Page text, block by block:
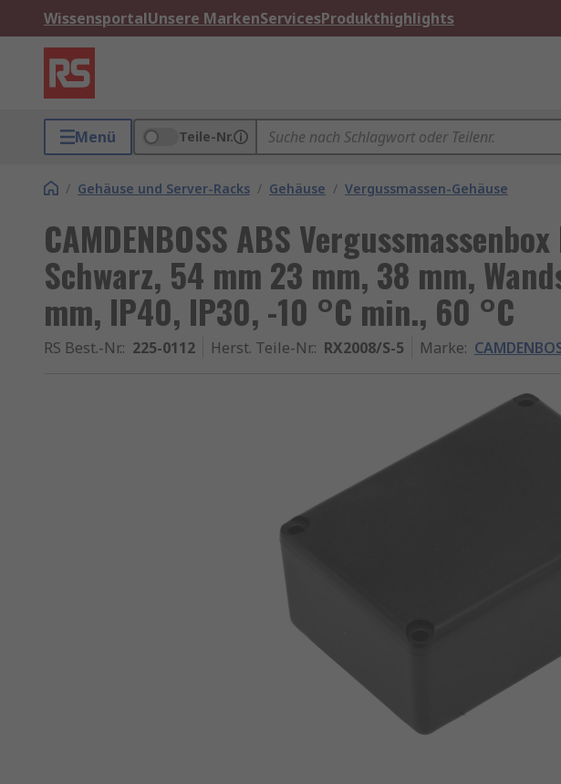
WissensportalUnsere MarkenServicesProdukthighlights
Menü Teile-Nr.
/ Gehäuse und Server-Racks / Gehäuse / Vergussmassen-Gehäuse
CAMDENBOSS ABS
Schwarz, 54 mm 23 mm, 38 mm,
mm, IP40, IP30, -10 °C min., 60 °C
RS Best.-Nr.: 225-0112 Herst. Teile-Nr.: RX2008/S-5 Marke: